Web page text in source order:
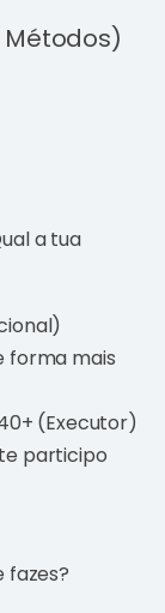
a tua
forma mais
(Executor)
participo
fazes?